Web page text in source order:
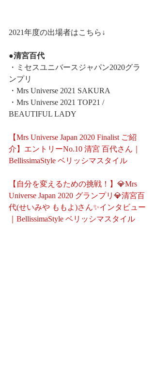
2021年度の出場者はこちら↓
●清宮百代
・ミセスユニバースジャパン2020グラ
ンプリ
・Mrs Universe 2021 SAKURA
・Mrs Universe 2021 TOP21 /
BEAUTIFUL LADY
【Mrs Universe Japan 2020 Finalist ご紹
介】エントリーNo.10 清宮 百代さん｜
BellissimaStyle ベリッシマスタイル
【自分を変えるための挑戦！】💎Mrs
Universe Japan 2020 グランプリ💎清宮百
代(せいみや ももよ)さん✨インタビュー
｜BellissimaStyle ベリッシマスタイル